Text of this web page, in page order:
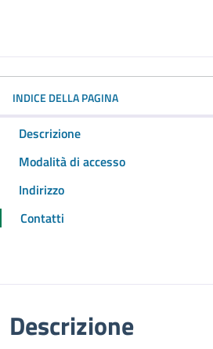
INDICE DELLA PAGINA
Descrizione
Modalità di accesso
Indirizzo
Contatti
Descrizione